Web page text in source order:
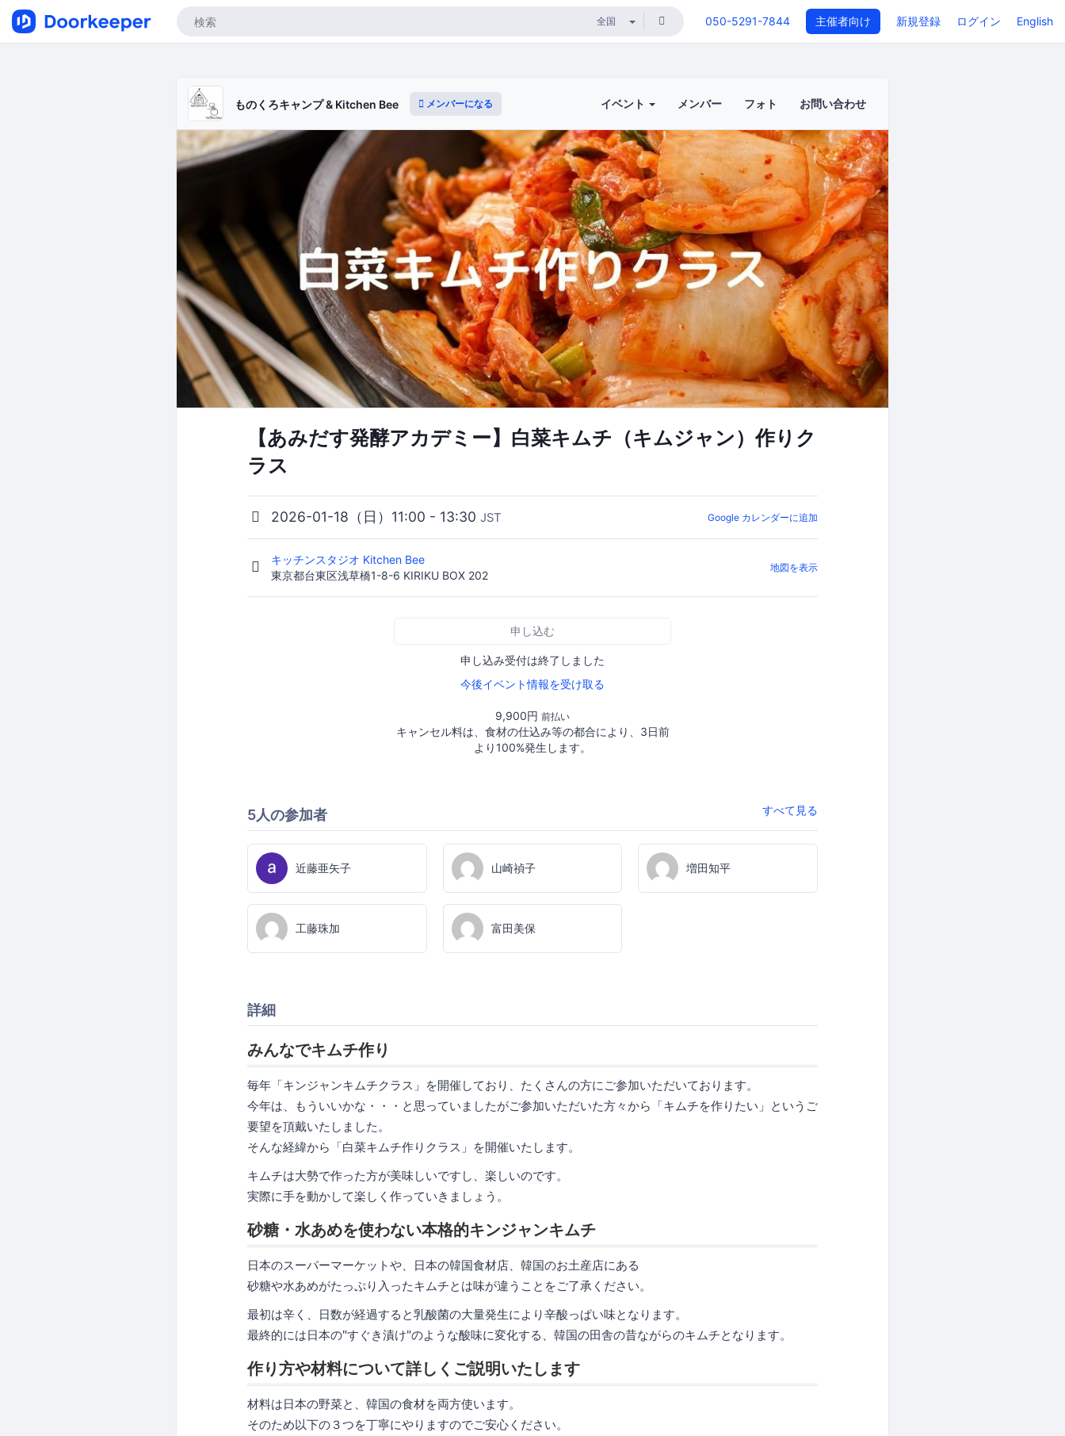
050-5291-7844 主催者向け 新規登録 ログイン English
ものくろキャンプ & Kitchen Bee メンバーになる イベント メンバー フォト お問い合わせ
【あみだす発酵アカデミー】白菜キムチ（キムジャン）作りク
ラス
2026-01-18（日）11:00 - 13:30 JST Google カレンダーに追加
キッチンスタジオ Kitchen Bee
東京都台東区浅草橋1-8-6 KIRIKU BOX 202
地図を表示
申し込む
申し込み受付は終了しました
今後イベント情報を受け取る
9,900円 前払い
キャンセル料は、食材の仕込み等の都合により、3日前
より100%発生します。
5人の参加者 すべて見る
近藤亜矢子 山崎禎子 増田知平
工藤珠加 富田美保
詳細
みんなでキムチ作り
毎年「キンジャンキムチクラス」を開催しており、たくさんの方にご参加いただいております。
今年は、もういいかな・・・と思っていましたがご参加いただいた方々から「キムチを作りたい」というご
要望を頂戴いたしました。
そんな経緯から「白菜キムチ作りクラス」を開催いたします。
キムチは大勢で作った方が美味しいですし、楽しいのです。
実際に手を動かして楽しく作っていきましょう。
砂糖・水あめを使わない本格的キンジャンキムチ
日本のスーパーマーケットや、日本の韓国食材店、韓国のお土産店にある
砂糖や水あめがたっぷり入ったキムチとは味が違うことをご了承ください。
最初は辛く、日数が経過すると乳酸菌の大量発生により辛酸っぱい味となります。
最終的には日本の"すぐき漬け"のような酸味に変化する、韓国の田舎の昔ながらのキムチとなります。
作り方や材料について詳しくご説明いたします
材料は日本の野菜と、韓国の食材を両方使います。
そのため以下の３つを丁寧にやりますのでご安心ください。